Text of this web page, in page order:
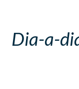
Dia-a-